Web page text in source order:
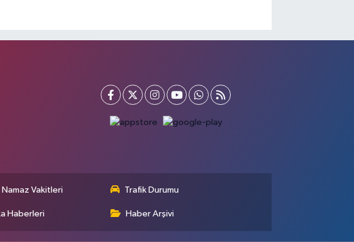
Namaz Vakitleri Trafik Durumu
Haberleri Haber Arşivi